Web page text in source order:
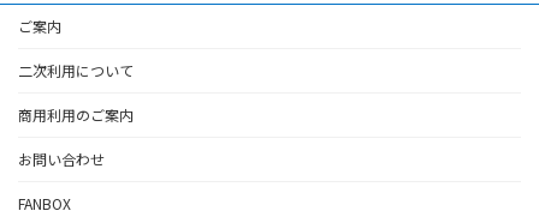
ご案内
二次利用について
商用利用のご案内
お問い合わせ
FANBOX